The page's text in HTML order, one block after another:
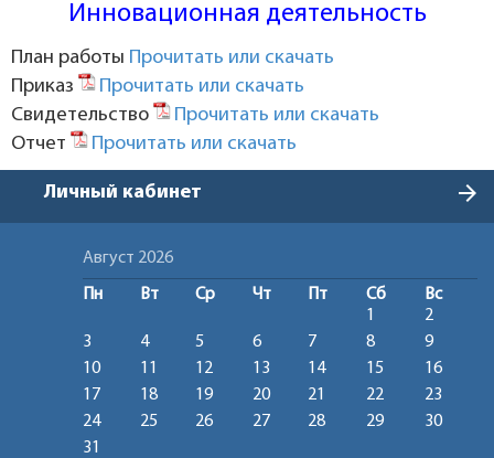
Инновационная деятельность
План работы Прочитать или скачать
Приказ
Прочитать или скачать
Свидетельство
Прочитать или скачать
Отчет
Прочитать или скачать
Личный кабинет arrow_forward
Август 2026
Пн Вт Ср Чт Пт Сб
Вс
1
2
3
4 5 6 7 8
9
10
11 12 13 14 15
16
17
18 19 20 21 22
23
24
25 26 27 28 29
30
31